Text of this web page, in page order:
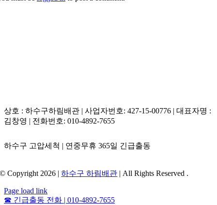
상호 : 하수구하림배관 | 사업자번호: 427-15-00776 | 대표자명 :
김창영 | 전화번호: 010-4892-7655
하수구 고압세척 | 연중무휴 365일 긴급출동
© Copyright 2026 |하수구 하림배관 | All Rights Reserved .
Page load link
☎ 긴급출동 전화 | 010-4892-7655